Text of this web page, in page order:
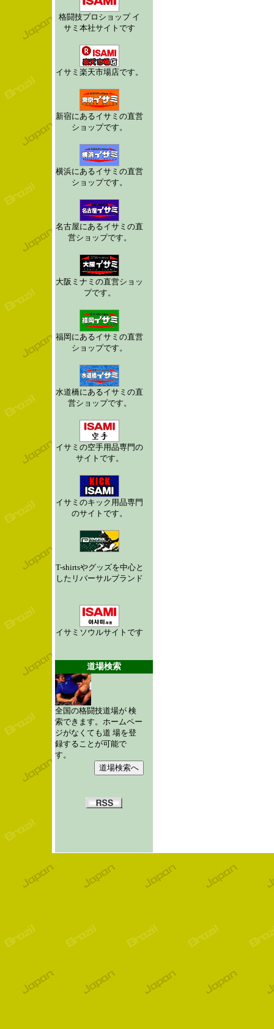
格闘技プロショップ イ
サミ本社サイトです
イサミ楽天市場店です。
新宿にあるイサミの直営
ショップです。
横浜にあるイサミの直営
ショップです。
名古屋にあるイサミの直
営ショップです。
大阪ミナミの直営ショッ
プです。
福岡にあるイサミの直営
ショップです。
水道橋にあるイサミの直
営ショップです。
イサミの空手用品専門の
サイトです。
イサミのキック用品専門
のサイトです。
T-shirtsやグッズを中心と
したリバーサルブランド
イサミソウルサイトです
道場検索
全国の格闘技道場が 検
索できます。ホームペー
ジがなくても道 場を登
録することが可能で
す。